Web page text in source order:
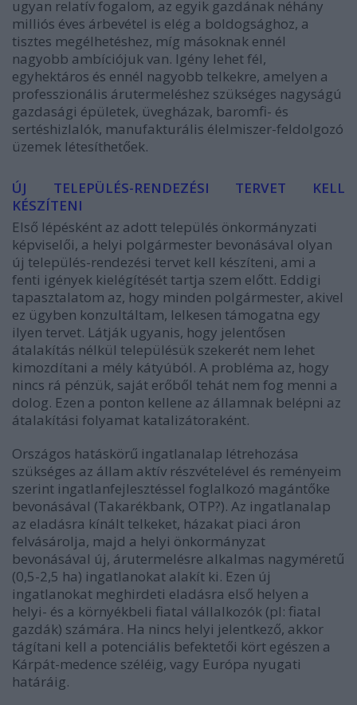
ugyan relatív fogalom, az egyik gazdának néhány
milliós éves árbevétel is elég a boldogsághoz, a
tisztes megélhetéshez, míg másoknak ennél
nagyobb ambíciójuk van. Igény lehet fél,
egyhektáros és ennél nagyobb telkekre, amelyen a
professzionális árutermeléshez szükséges nagyságú
gazdasági épületek, üvegházak, baromfi- és
sertéshizlalók, manufakturális élelmiszer-feldolgozó
üzemek létesíthetőek.
ÚJ TELEPÜLÉS-RENDEZÉSI TERVET KELL
KÉSZÍTENI
Első lépésként az adott település önkormányzati
képviselői, a helyi polgármester bevonásával olyan
új település-rendezési tervet kell készíteni, ami a
fenti igények kielégítését tartja szem előtt. Eddigi
tapasztalatom az, hogy minden polgármester, akivel
ez ügyben konzultáltam, lelkesen támogatna egy
ilyen tervet. Látják ugyanis, hogy jelentősen
átalakítás nélkül településük szekerét nem lehet
kimozdítani a mély kátyúból. A probléma az, hogy
nincs rá pénzük, saját erőből tehát nem fog menni a
dolog. Ezen a ponton kellene az államnak belépni az
átalakítási folyamat katalizátoraként.
Országos hatáskörű ingatlanalap létrehozása
szükséges az állam aktív részvételével és reményeim
szerint ingatlanfejlesztéssel foglalkozó magántőke
bevonásával (Takarékbank, OTP?). Az ingatlanalap
az eladásra kínált telkeket, házakat piaci áron
felvásárolja, majd a helyi önkormányzat
bevonásával új, árutermelésre alkalmas nagyméretű
(0,5-2,5 ha) ingatlanokat alakít ki. Ezen új
ingatlanokat meghirdeti eladásra első helyen a
helyi- és a környékbeli fiatal vállalkozók (pl: fiatal
gazdák) számára. Ha nincs helyi jelentkező, akkor
tágítani kell a potenciális befektetői kört egészen a
Kárpát-medence széléig, vagy Európa nyugati
határáig.